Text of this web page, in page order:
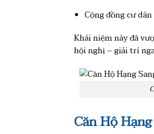
Cộng đồng cư
Khái niệm này đã
hội nghị – giải trí
Căn Hộ